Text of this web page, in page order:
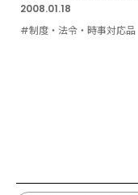
2008.01.18
#制度・法令・時事対応品